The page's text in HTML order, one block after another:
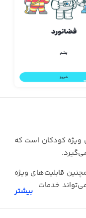
ویژه کودکان است که
قابلیت‌هاى ویژه
خدمات منحصر
بیشتر